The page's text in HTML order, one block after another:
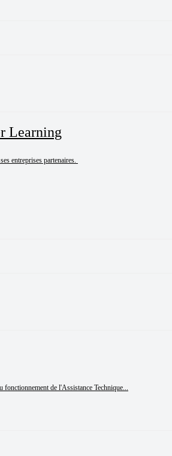
Learning
entreprises partenaires.
de l'Assistance Technique...